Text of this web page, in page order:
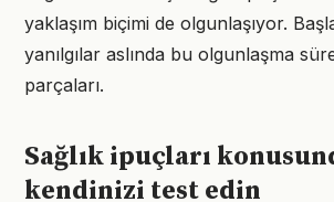
yaklaşım biçimi de olgunlaşıyor.
yanılgılar aslında bu olgunlaşma
parçaları.
Sağlık ipuçları
kendinizi test edin